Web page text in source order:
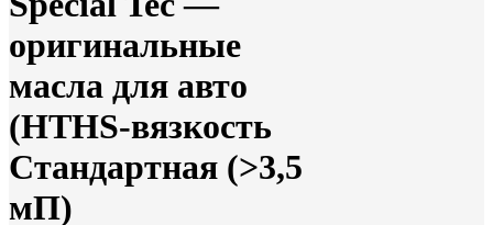
оригинальные
масла для авто
(HTHS-вязкость
Стандартная (>3,5
мП)